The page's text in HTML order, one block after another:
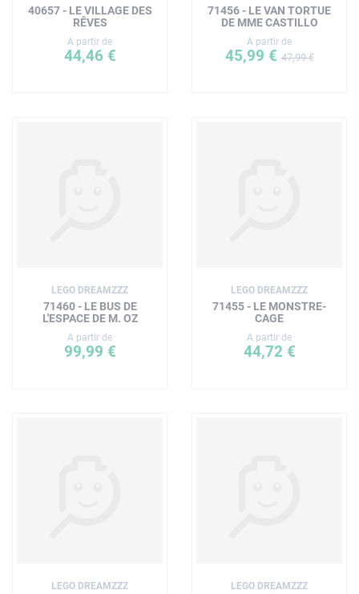
40657 - LE VILLAGE DES
RÊVES
A partir de
44,46 €
71456 - LE VAN TORTUE
DE MME CASTILLO
A partir de
45,99 €47,99 €
LEGO DREAMZZZ
71460 - LE BUS DE
L'ESPACE DE M. OZ
A partir de
99,99 €
LEGO DREAMZZZ
71455 - LE MONSTRE-
CAGE
A partir de
44,72 €
LEGO DREAMZZZ LEGO DREAMZZZ